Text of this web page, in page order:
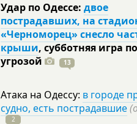
Удар по Одессе: двое
пострадавших, на
«Черноморец» снесло
крыши, субботняя игра
угрозой
13
Атака на Одессу: в городе
судно, есть пострадавшие
2